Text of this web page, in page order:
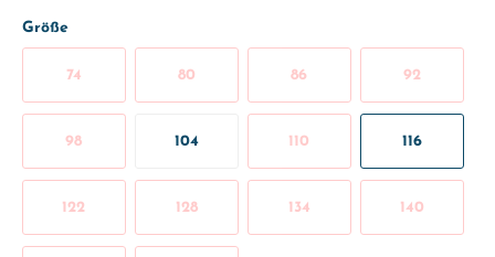
Größe
74 80 86 92
98 104 110 116
122 128 134 140